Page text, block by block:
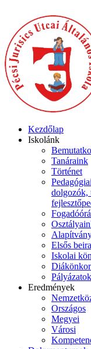
Kezdőlap
Iskolánk
Tanáraink
Történet
dolgozók,
Elsős
Iskolai
Pályázatok
Eredmények
Országos
Megyei
Városi